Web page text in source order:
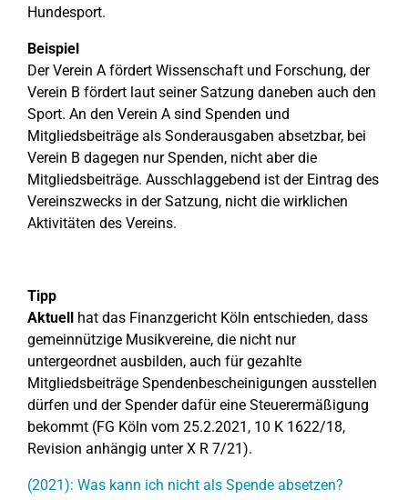
Hundesport.
Beispiel
Der Verein A fördert Wissenschaft und Forschung, der
Verein B fördert laut seiner Satzung daneben auch den
Sport. An den Verein A sind Spenden und
Mitgliedsbeiträge als Sonderausgaben absetzbar, bei
Verein B dagegen nur Spenden, nicht aber die
Mitgliedsbeiträge. Ausschlaggebend ist der Eintrag des
Vereinszwecks in der Satzung, nicht die wirklichen
Aktivitäten des Vereins.
Tipp
Aktuell hat das Finanzgericht Köln entschieden, dass
gemeinnützige Musikvereine, die nicht nur
untergeordnet ausbilden, auch für gezahlte
Mitgliedsbeiträge Spendenbescheinigungen ausstellen
dürfen und der Spender dafür eine Steuerermäßigung
bekommt (FG Köln vom 25.2.2021, 10 K 1622/18,
Revision anhängig unter X R 7/21).
(2021): Was kann ich nicht als Spende absetzen?